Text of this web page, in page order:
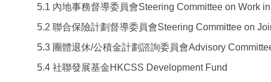
5.1 內地事務督導委員會Steering Committee on Work
5.2 聯合保險計劃督導委員會Steering Committee on
5.3 團體退休/公積金計劃諮詢委員會Advisory
5.4 社聯發展基金HKCSS Development Fund